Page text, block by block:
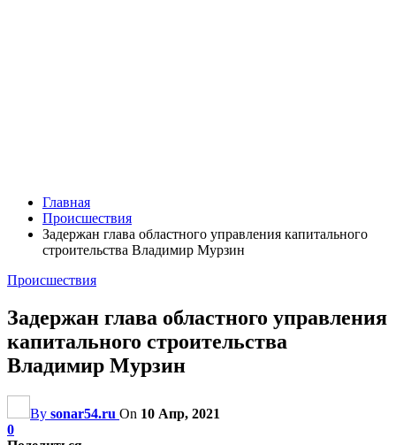
Главная
Происшествия
Задержан глава областного управления капитального
строительства Владимир Мурзин
Происшествия
Задержан глава областного управления
капитального строительства
Владимир Мурзин
By sonar54.ru On 10 Апр, 2021
0